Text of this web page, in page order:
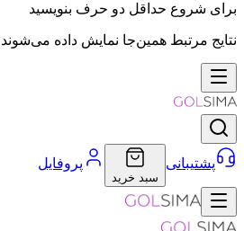
برای شروع حداقل دو حرف بنویسید
نتایج مرتبط همین‌جا نمایش داده می‌شوند
پشتیبانی
سبد خرید
پروفایل